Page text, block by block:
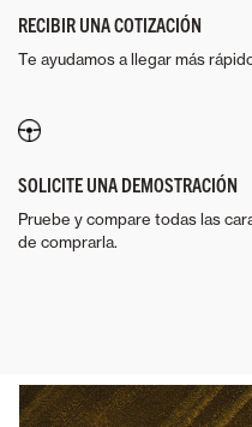
RECIBIR UNA COTIZACIÓN
Te ayudamos a llegar más
SOLICITE UNA DEMOSTRACIÓN
Pruebe y compare todas las
de comprarla.